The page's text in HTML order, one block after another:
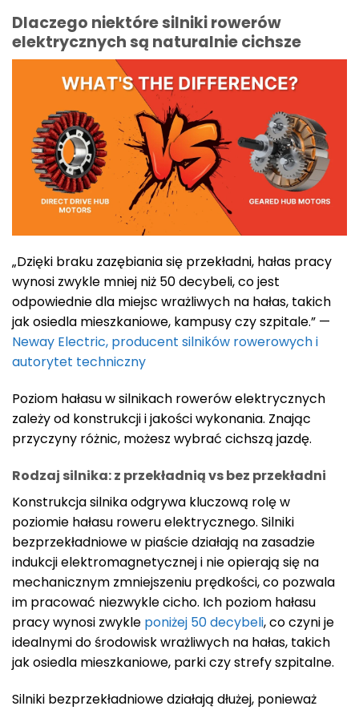
Dlaczego niektóre silniki rowerów
elektrycznych są naturalnie cichsze
„Dzięki braku zazębiania się przekładni, hałas pracy
wynosi zwykle mniej niż 50 decybeli, co jest
odpowiednie dla miejsc wrażliwych na hałas, takich
jak osiedla mieszkaniowe, kampusy czy szpitale.” —
Neway Electric, producent silników rowerowych i
autorytet techniczny
Poziom hałasu w silnikach rowerów elektrycznych
zależy od konstrukcji i jakości wykonania. Znając
przyczyny różnic, możesz wybrać cichszą jazdę.
Rodzaj silnika: z przekładnią vs bez przekładni
Konstrukcja silnika odgrywa kluczową rolę w
poziomie hałasu roweru elektrycznego. Silniki
bezprzekładniowe w piaście działają na zasadzie
indukcji elektromagnetycznej i nie opierają się na
mechanicznym zmniejszeniu prędkości, co pozwala
im pracować niezwykle cicho. Ich poziom hałasu
pracy wynosi zwykle poniżej 50 decybeli, co czyni je
idealnymi do środowisk wrażliwych na hałas, takich
jak osiedla mieszkaniowe, parki czy strefy szpitalne.
Silniki bezprzekładniowe działają dłużej, ponieważ